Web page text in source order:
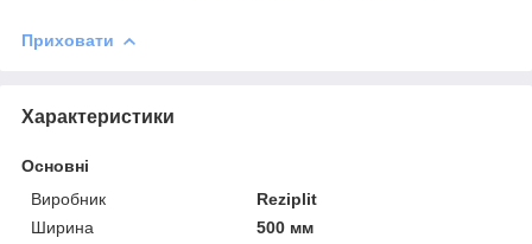
Приховати
Характеристики
Основні
Виробник
Reziplit
Ширина
500 мм